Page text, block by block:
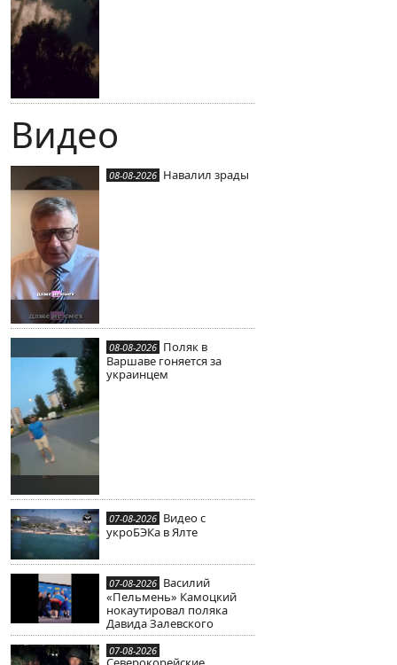
Видео
08-08-2026 Навалил зрады
08-08-2026 Поляк в
Варшаве гоняется за
украинцем
07-08-2026 Видео с
укроБЭКа в Ялте
07-08-2026 Василий
«Пельмень» Камоцкий
нокаутировал поляка
Давида Залевского
07-08-2026